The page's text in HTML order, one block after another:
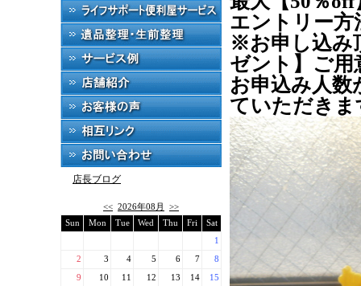
店長ブログ
<< 2026年08月
>>
Sun
Mon Tue Wed Thu Fri
Sat
1
2 3 4 5 6 7 8
9 10 11 12 13 14 15
エントリー
※お申し込み
ゼント】ご
お申込み人
ていただきま